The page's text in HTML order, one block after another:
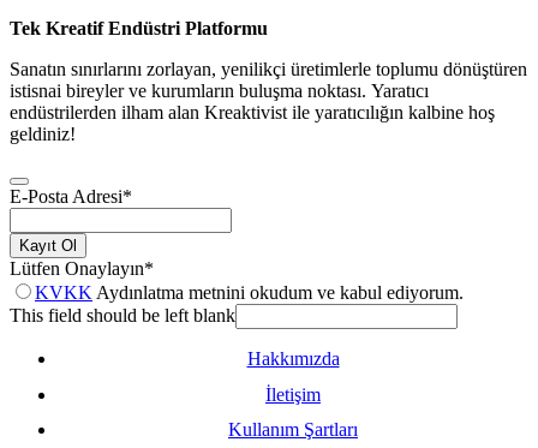
Tek Kreatif Endüstri Platformu
Sanatın sınırlarını zorlayan, yenilikçi üretimlerle toplumu dönüştüren
istisnai bireyler ve kurumların buluşma noktası. Yaratıcı
endüstrilerden ilham alan Kreaktivist ile yaratıcılığın kalbine hoş
geldiniz!
E-Posta Adresi*
Kayıt Ol
Lütfen Onaylayın*
KVKK Aydınlatma metnini okudum ve kabul ediyorum.
This field should be left blank
Hakkımızda
İletişim
Kullanım Şartları